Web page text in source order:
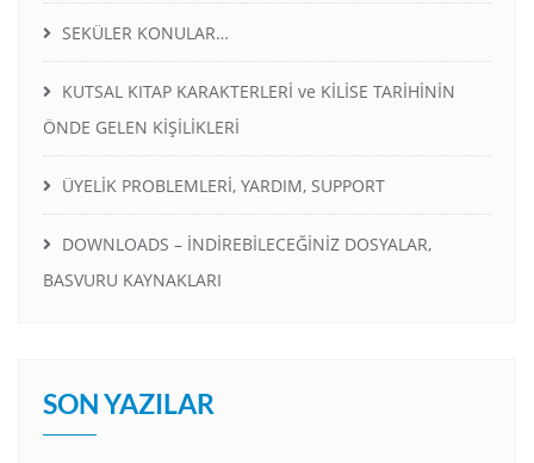
SEKÜLER KONULAR…
KUTSAL KITAP KARAKTERLERİ ve KİLİSE TARİHİNİN
ÖNDE GELEN KİŞİLİKLERİ
ÜYELİK PROBLEMLERİ, YARDIM, SUPPORT
DOWNLOADS – İNDİREBİLECEĞİNİZ DOSYALAR,
BASVURU KAYNAKLARI
SON YAZILAR